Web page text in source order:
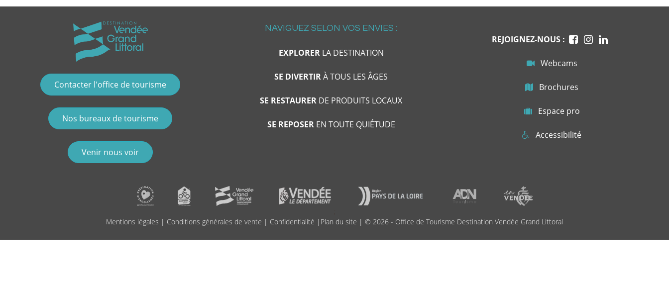
Contacter l'office de tourisme
Nos bureaux de tourisme
Venir nous voir
NAVIGUEZ SELON VOS ENVIES :
EXPLORERLA DESTINATION
SE DIVERTIRÀ TOUS LES ÂGES
SE RESTAURER DE PRODUITS LOCAUX
SE REPOSEREN TOUTE QUIÉTUDE
REJOIGNEZ-NOUS :
Webcams
Brochures
Espace pro
Accessibilité
Mentions légales | Conditions générales de vente | Confidentialité | Plan du site | © 2026 - Office de Tourisme Destination Vendée Grand Littoral